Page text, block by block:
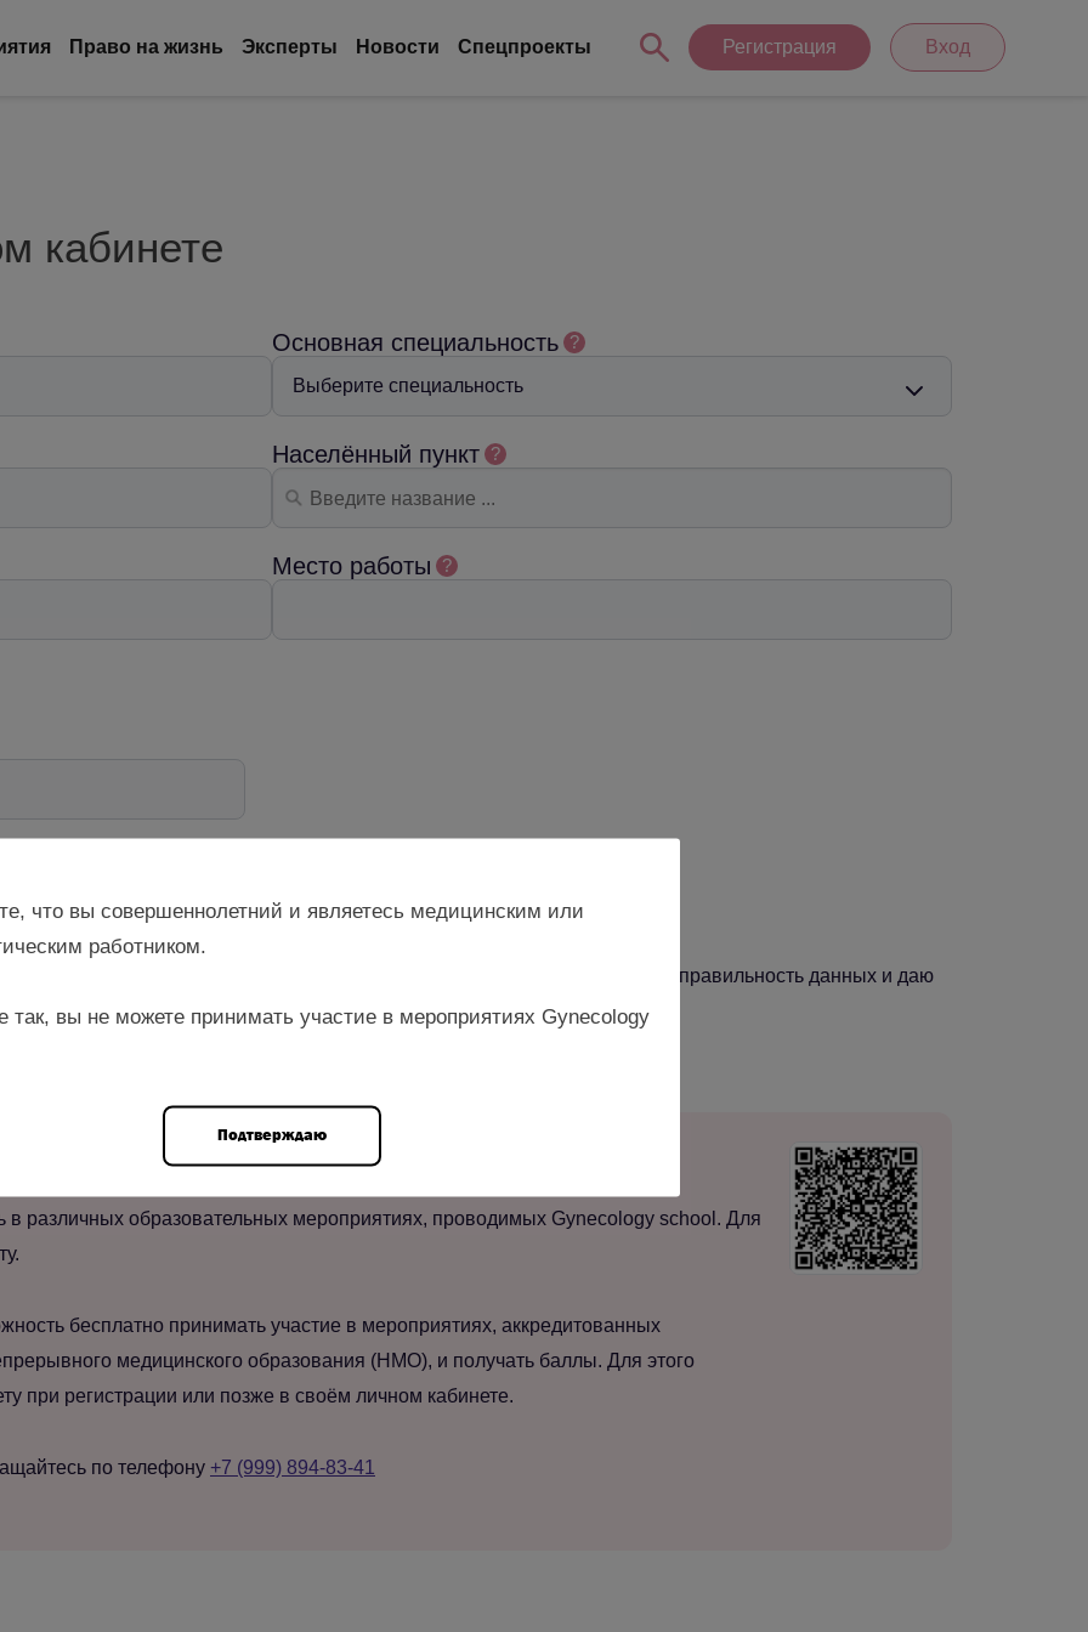
Право на жизнь Эксперты Новости Спецпроекты Регистрация Вход
кабинете
Основная специальность ?
Населённый пункт ?
Место работы ?
, подтверждаю правильность данных и даю
от ресурса Gynecology school
вы получаете доступ ко всем материалам новостной ленты и архиву
в различных образовательных мероприятиях, проводимых Gynecology school. Для
бесплатно принимать участие в мероприятиях, аккредитованных
медицинского образования (НМО), и получать баллы. Для этого
при регистрации или позже в своём личном кабинете.
по телефону +7 (999) 894-83-41
что вы совершеннолетний и являетесь медицинским или
работником.
так, вы не можете принимать участие в мероприятиях Gynecology
Подтверждаю